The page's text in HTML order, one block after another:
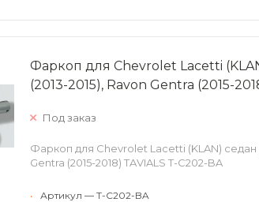
Фаркоп для Chevrolet Lacetti
(2013-2015), Ravon Gentra (2015-
Под заказ
Фаркоп для Chevrolet Lacetti (KLAN) седан
Gentra (2015-2018) TAVIALS T-C202-BA
•
Артикул — T-C202-BA